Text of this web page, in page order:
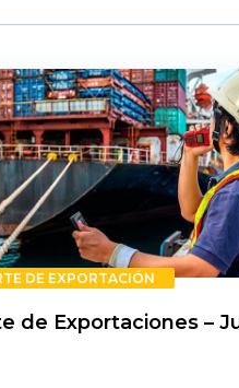
DE EXPORTACIÓN
de Exportaciones –